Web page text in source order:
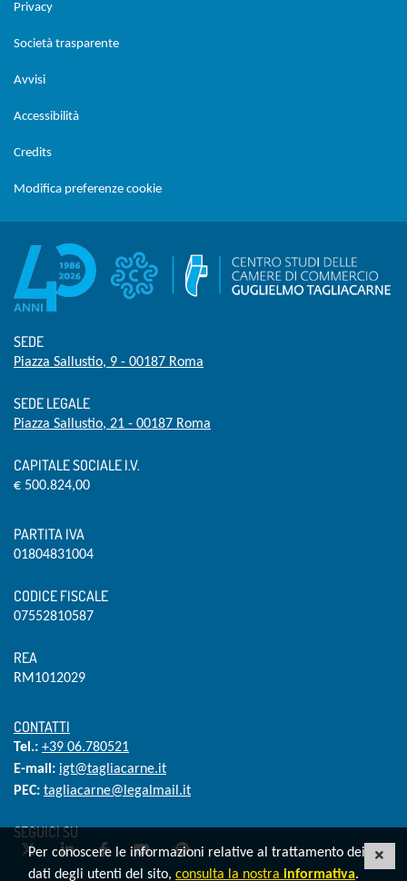
Privacy
Società trasparente
Avvisi
Accessibilità
Credits
Modifica preferenze cookie
SEDE
Piazza Sallustio, 9 - 00187 Roma
SEDE LEGALE
Piazza Sallustio, 21 - 00187 Roma
CAPITALE SOCIALE I.V.
€ 500.824,00
PARTITA IVA
01804831004
CODICE FISCALE
07552810587
REA
RM1012029
CONTATTI
Tel.: +39 06.780521
E-mail: igt@tagliacarne.it
PEC: tagliacarne@legalmail.it
SEGUICI SU
TwitterLinkedInFacebookYouTubeSpotify
Per conoscere le informazioni relative al trattamento dei
dati degli utenti del sito, consulta la nostra informativa.